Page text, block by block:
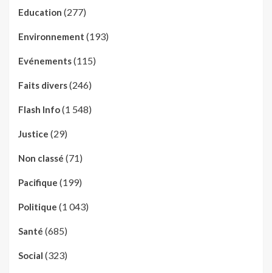
Education (277)
Environnement (193)
Evénements(115)
Faits divers(246)
Flash Info(1 548)
Justice (29)
Non classé (71)
Pacifique (199)
Politique (1 043)
Santé (685)
Social (323)